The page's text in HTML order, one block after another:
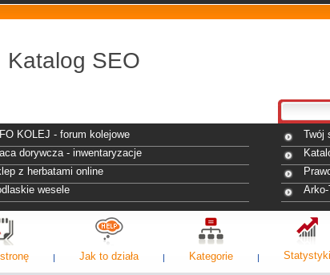
Katalog SEO
KOLEJ - forum kolejowe
Twój
dorywcza - inwentaryzacje
z herbatami online
wesele
Arko-
Jak to działa Kategorie Statystyki